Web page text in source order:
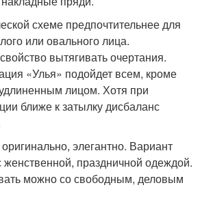
схеме предпочтительнее для
или овального лица.
вытягивать очертания.
«Улья» подойдет всем, кроме
лицом. Хотя при
ближе к затылку дисбаланс
элегантно. Вариант
женственной, праздничной одеждой.
можно со свободным, деловым